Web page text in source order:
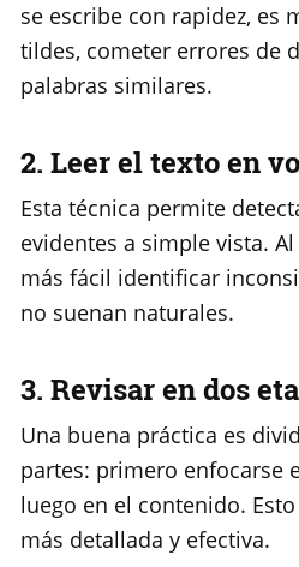
se escribe con rapidez, es
tildes, cometer errores de
palabras similares.
2. Leer el texto en
Esta técnica permite
evidentes a simple vista.
más fácil identificar
no suenan naturales.
3. Revisar en dos
Una buena práctica es
partes: primero enfocarse
luego en el contenido.
más detallada y efectiva.